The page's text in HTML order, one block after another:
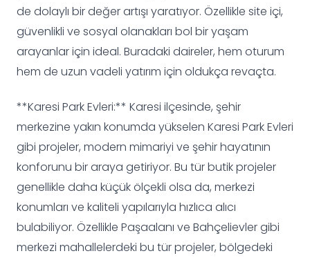
de dolaylı bir değer artışı yaratıyor. Özellikle site içi,
güvenlikli ve sosyal olanakları bol bir yaşam
arayanlar için ideal. Buradaki daireler, hem oturum
hem de uzun vadeli yatırım için oldukça revaçta.
**Karesi Park Evleri:** Karesi ilçesinde, şehir
merkezine yakın konumda yükselen Karesi Park Evleri
gibi projeler, modern mimariyi ve şehir hayatının
konforunu bir araya getiriyor. Bu tür butik projeler
genellikle daha küçük ölçekli olsa da, merkezi
konumları ve kaliteli yapılarıyla hızlıca alıcı
bulabiliyor. Özellikle Paşaalanı ve Bahçelievler gibi
merkezi mahallelerdeki bu tür projeler, bölgedeki